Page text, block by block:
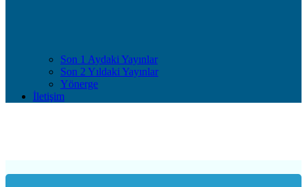
Son 1 Aydaki Yayınlar
Son 2 Yıldaki Yayınlar
Yönerge
İletişim